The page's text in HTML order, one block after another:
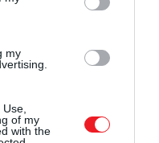
my
of my
with the
mutató
az
hanem egy új,